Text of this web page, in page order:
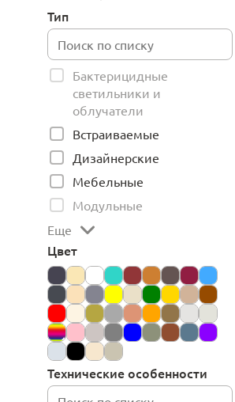
Тип
Бактерицидные
светильники и
облучатели
Встраиваемые
Дизайнерские
Мебельные
Модульные
Еще
Цвет
Технические особенности